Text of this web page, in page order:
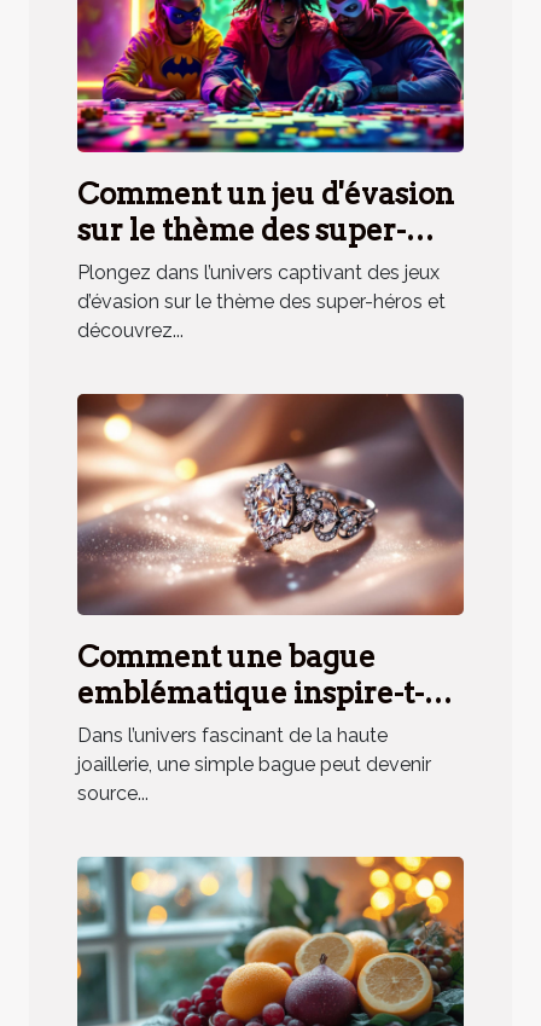
Comment un jeu d'évasion
sur le thème des super-
héros renforce la cohésion
d'équipe ?
Plongez dans l’univers captivant des jeux
d’évasion sur le thème des super-héros et
découvrez...
Comment une bague
emblématique inspire-t-
elle un parfum unique ?
Dans l’univers fascinant de la haute
joaillerie, une simple bague peut devenir
source...